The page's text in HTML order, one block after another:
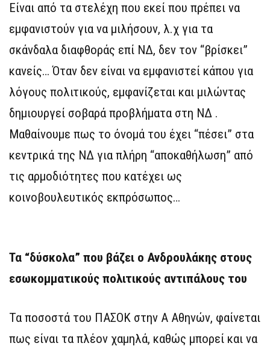
Είναι από τα στελέχη που εκεί που πρέπει να
εμφανιστούν για να μιλήσουν, λ.χ για τα
σκάνδαλα διαφθοράς επί ΝΔ, δεν τον “βρίσκει”
κανείς… Όταν δεν είναι να εμφανιστεί κάπου για
λόγους πολιτικούς, εμφανίζεται και μιλώντας
δημιουργεί σοβαρά προβλήματα στη ΝΔ .
Μαθαίνουμε πως το όνομά του έχει “πέσει” στα
κεντρικά της ΝΔ για πλήρη “αποκαθήλωση” από
τις αρμοδιότητες που κατέχει ως
κοινοβουλευτικός εκπρόσωπος…
Τα “δύσκολα” που βάζει ο Ανδρουλάκης στους
εσωκομματικούς πολιτικούς αντιπάλους του
Τα ποσοστά του ΠΑΣΟΚ στην Α Αθηνών, φαίνεται
πως είναι τα πλέον χαμηλά, καθώς μπορεί και να